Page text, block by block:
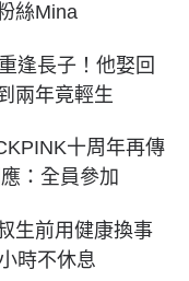
絲Mina
逢長子！他娶回
兩年竟輕生
十周年再傳
：全員參加
生前用健康換事
時不休息